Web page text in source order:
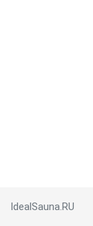
IdealSauna.RU